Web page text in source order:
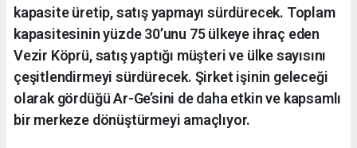
kapasite üretip, satış yapmayı sürdürecek. Toplam
kapasitesinin yüzde 30’unu 75 ülkeye ihraç eden
Vezir Köprü, satış yaptığı müşteri ve ülke sayısını
çeşitlendirmeyi sürdürecek. Şirket işinin geleceği
olarak gördüğü Ar-Ge’sini de daha etkin ve kapsamlı
bir merkeze dönüştürmeyi amaçlıyor.